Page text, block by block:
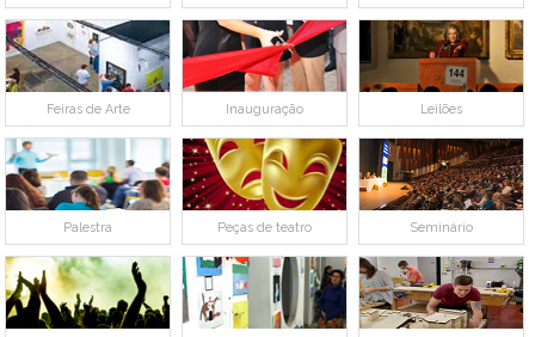
Feiras de Arte Inauguração Leilões
Palestra Peças de teatro Seminário